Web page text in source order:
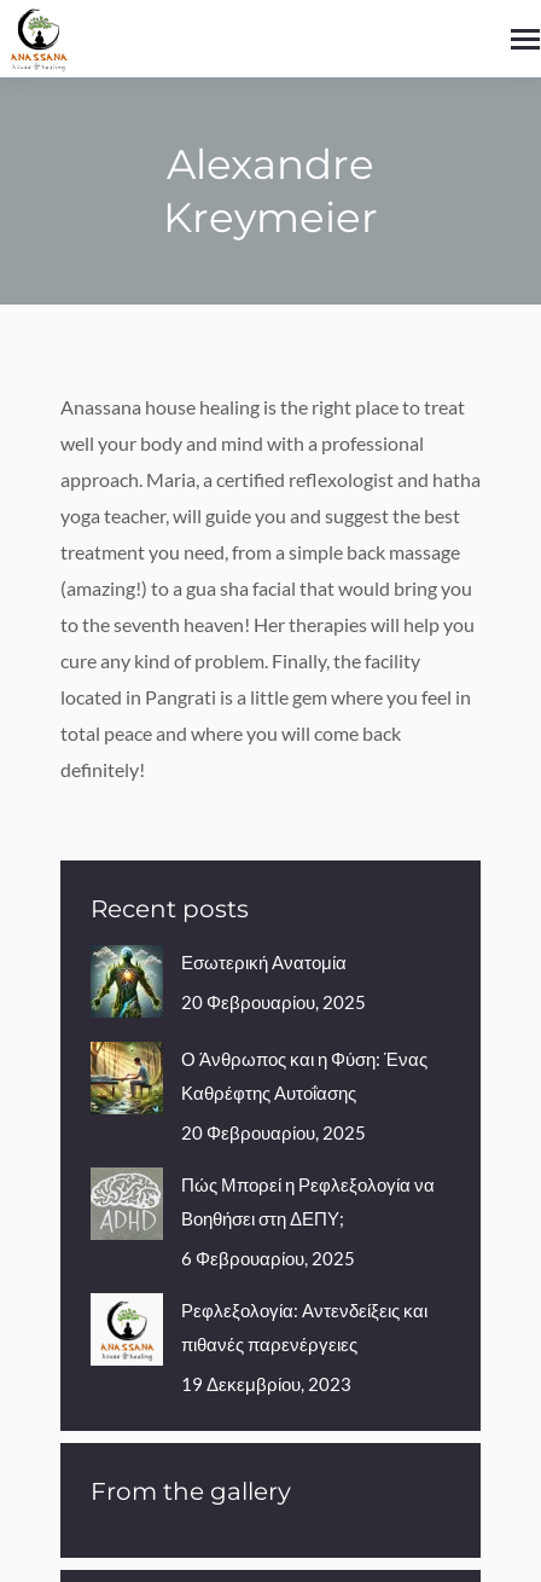
Alexandre
Kreymeier
Anassana house healing is the right place to treat
well your body and mind with a professional
approach. Maria, a certified reflexologist and hatha
yoga teacher, will guide you and suggest the best
treatment you need, from a simple back massage
(amazing!) to a gua sha facial that would bring you
to the seventh heaven! Her therapies will help you
cure any kind of problem. Finally, the facility
located in Pangrati is a little gem where you feel in
total peace and where you will come back
definitely!
Recent posts
Εσωτερική Ανατομία
20 Φεβρουαρίου, 2025
Ο Άνθρωπος και η Φύση: Ένας
Καθρέφτης Αυτοΐασης
20 Φεβρουαρίου, 2025
Πώς Μπορεί η Ρεφλεξολογία να
Βοηθήσει στη ΔΕΠΥ;
6 Φεβρουαρίου, 2025
Ρεφλεξολογία: Αντενδείξεις και
πιθανές παρενέργειες
19 Δεκεμβρίου, 2023
From the gallery